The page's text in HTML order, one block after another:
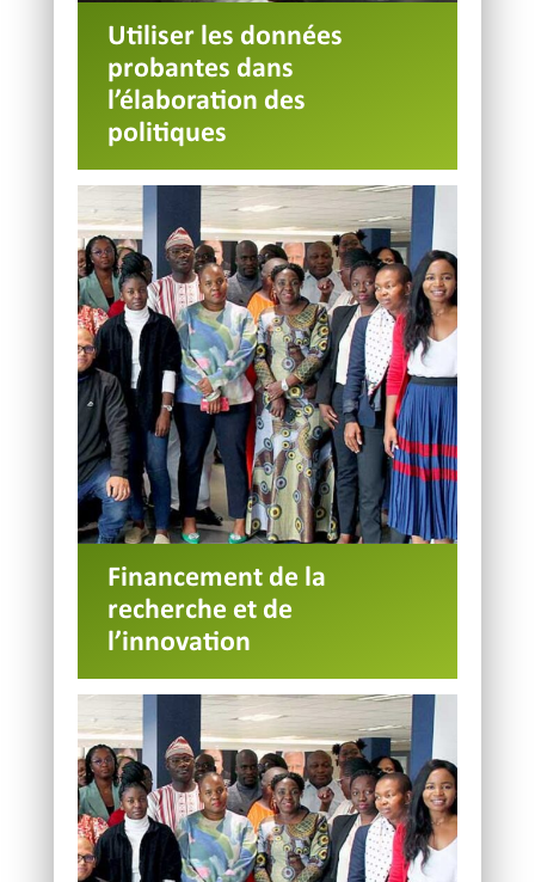
Utiliser les données
probantes dans
l’élaboration des
politiques
Financement de la
recherche et de
l’innovation